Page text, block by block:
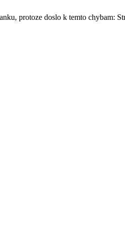
protoze doslo k temto chybam: